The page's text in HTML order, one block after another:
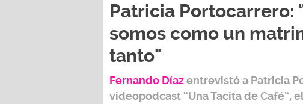
Patricia Portocarrero:
somos como un
tanto"
Fernando Díazentrevistó a Patricia
videopodcast “Una Tacita de Café”,